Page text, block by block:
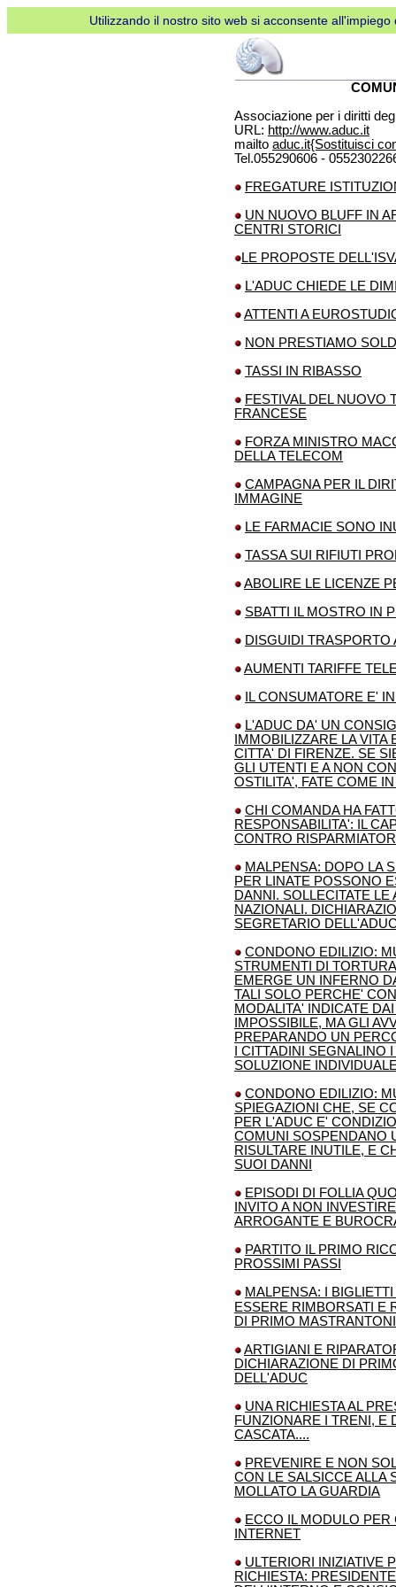
Utilizzando il nostro sito web si acconsente
Associazione per i diritti
URL: http://www.aduc.it
mailto aduc.it{Sostituisci
Tel.055290606 -
FREGATURE
UN NUOVO BLUFF IN
CENTRI STORICI
LE PROPOSTE
L'ADUC CHIEDE LE
ATTENTI A
NON PRESTIAMO
TASSI IN RIBASSO
FESTIVAL DEL NUOVO
FRANCESE
FORZA MINISTRO
DELLA TELECOM
CAMPAGNA PER IL
IMMAGINE
LE FARMACIE SONO
TASSA SUI RIFIUTI
ABOLIRE LE LICENZE
SBATTI IL MOSTRO IN
DISGUIDI TRASPORTO
AUMENTI TARIFFE
IL CONSUMATORE E'
L'ADUC DA' UN
IMMOBILIZZARE LA
CITTA' DI FIRENZE. SE
GLI UTENTI E A NON
OSTILITA', FATE COME
CHI COMANDA HA
RESPONSABILITA': IL
CONTRO
MALPENSA: DOPO LA
PER LINATE POSSONO
DANNI. SOLLECITATE
NAZIONALI.
SEGRETARIO
CONDONO EDILIZIO:
STRUMENTI DI
EMERGE UN INFERNO
TALI SOLO PERCHE'
MODALITA' INDICATE
IMPOSSIBILE, MA GLI
PREPARANDO UN
I CITTADINI
SOLUZIONE
CONDONO EDILIZIO:
SPIEGAZIONI CHE, SE
PER L'ADUC E'
COMUNI SOSPENDANO
RISULTARE INUTILE, E
SUOI DANNI
EPISODI DI FOLLIA
INVITO A NON
ARROGANTE E
PARTITO IL PRIMO
PROSSIMI PASSI
MALPENSA: I
ESSERE RIMBORSATI E
DI PRIMO
ARTIGIANI E
DICHIARAZIONE DI
DELL'ADUC
UNA RICHIESTA AL
FUNZIONARE I TRENI, E
CASCATA....
PREVENIRE E NON
CON LE SALSICCE ALLA
MOLLATO LA GUARDIA
ECCO IL MODULO
INTERNET
ULTERIORI INIZIATIVE
RICHIESTA: